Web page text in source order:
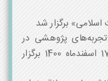
برگزار شد
پژوهشی در
مطالعات اسلامی»، روز سه‌شنبه مورخ 17 اسفندماه 1400 برگزار